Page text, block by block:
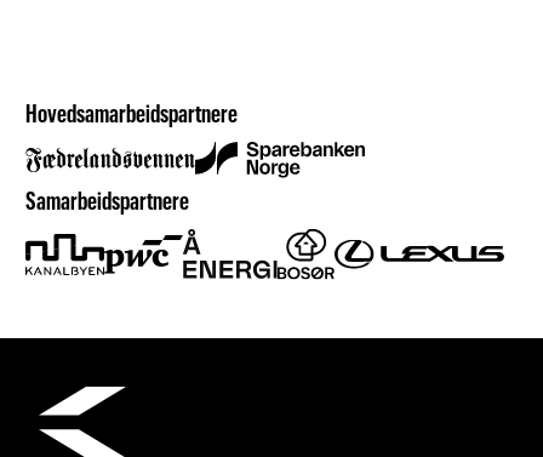
Hovedsamarbeidspartnere
Samarbeidspartnere